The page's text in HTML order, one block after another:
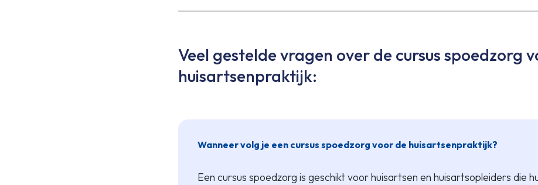
Veel gestelde vragen over de cursus spoedzorg
huisartsenpraktijk:
Wanneer volg je een cursus spoedzorg voor de huisartsenpraktijk?
Een cursus spoedzorg is geschikt voor huisartsen en huisartsopleiders die